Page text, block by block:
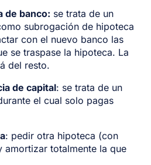
de banco: se trata de un
subrogación de hipoteca
con el nuevo banco las
se traspase la hipoteca. La
del resto.
de capital: se trata de un
el cual solo pagas
: pedir otra hipoteca (con
amortizar totalmente la que